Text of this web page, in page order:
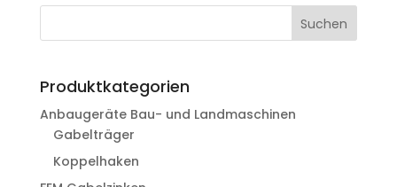
Suchen
Produktkategorien
Anbaugeräte Bau- und Landmaschinen
Gabelträger
Koppelhaken